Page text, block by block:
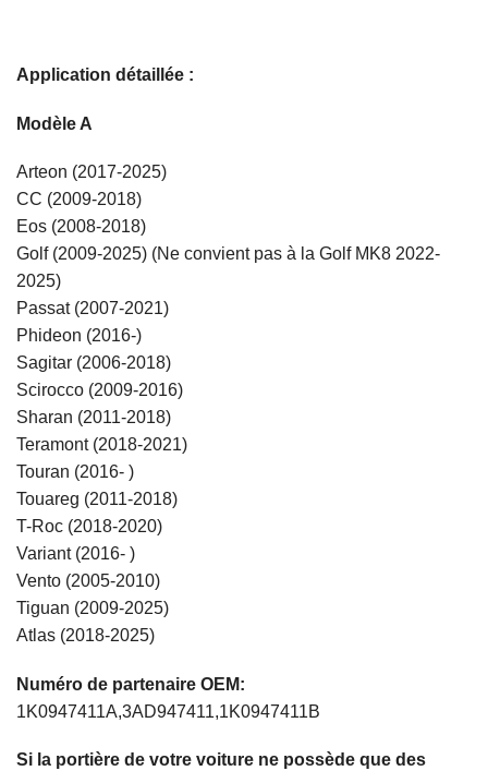
Application détaillée :
Modèle A
Arteon (2017-2025)
CC (2009-2018)
Eos (2008-2018)
Golf (2009-2025) (Ne convient pas à la Golf MK8 2022-
2025)
Passat (2007-2021)
Phideon (2016-)
Sagitar (2006-2018)
Scirocco (2009-2016)
Sharan (2011-2018)
Teramont (2018-2021)
Touran (2016- )
Touareg (2011-2018)
T-Roc (2018-2020)
Variant (2016- )
Vento (2005-2010)
Tiguan (2009-2025)
Atlas (2018-2025)
Numéro de partenaire OEM:
1K0947411A,3AD947411,1K0947411B
Si la portière de votre voiture ne possède que des